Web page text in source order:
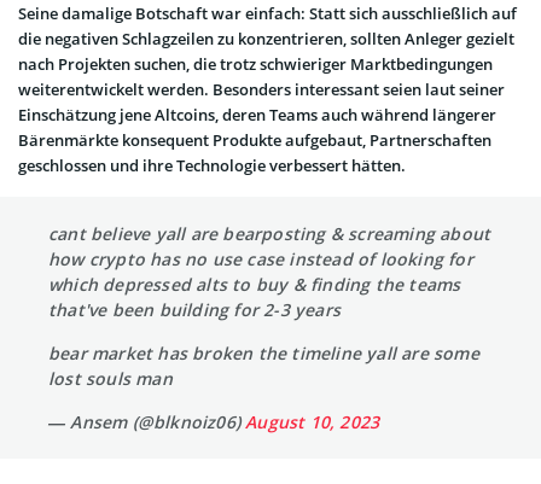
Seine damalige Botschaft war einfach: Statt sich ausschließlich auf
die negativen Schlagzeilen zu konzentrieren, sollten Anleger gezielt
nach Projekten suchen, die trotz schwieriger Marktbedingungen
weiterentwickelt werden. Besonders interessant seien laut seiner
Einschätzung jene Altcoins, deren Teams auch während längerer
Bärenmärkte konsequent Produkte aufgebaut, Partnerschaften
geschlossen und ihre Technologie verbessert hätten.
cant believe yall are bearposting & screaming about
how crypto has no use case instead of looking for
which depressed alts to buy & finding the teams
that've been building for 2-3 years
bear market has broken the timeline yall are some
lost souls man
— Ansem (@blknoiz06)August 10, 2023